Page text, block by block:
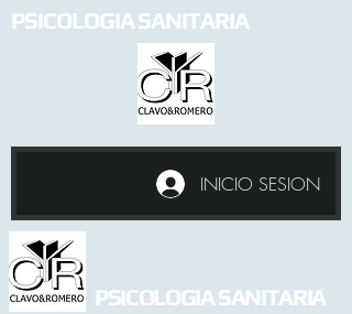
PSICOLOGIA SANITARIA
INICIO SESION
PSICOLOGIA SANITARIA